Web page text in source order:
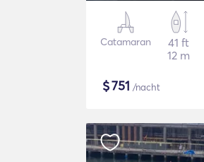
Catamaran
41 ft
12 m
$751 /nacht